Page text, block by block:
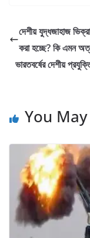
দেশীয় যুদ্ধজাহাজ
করা হচ্ছে? কি এমন
ভারতবর্ষের দেশীয়
You